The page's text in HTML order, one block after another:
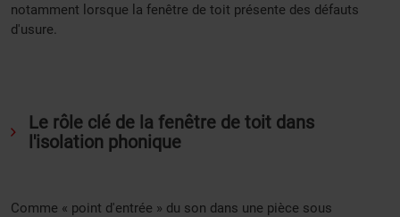
notamment lorsque la fenêtre de toit présente des défauts
d'usure.
Le rôle clé de la fenêtre de toit dans
l'isolation phonique
Comme « point d'entrée » du son dans une pièce sous